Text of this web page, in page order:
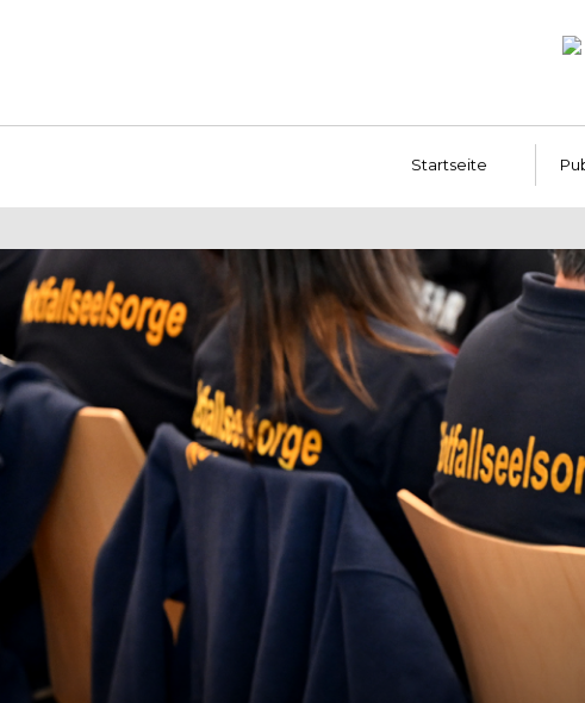
Startseite